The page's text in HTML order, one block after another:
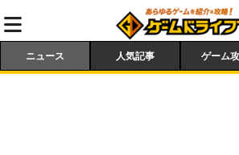
ニュース 人気記事 ゲーム